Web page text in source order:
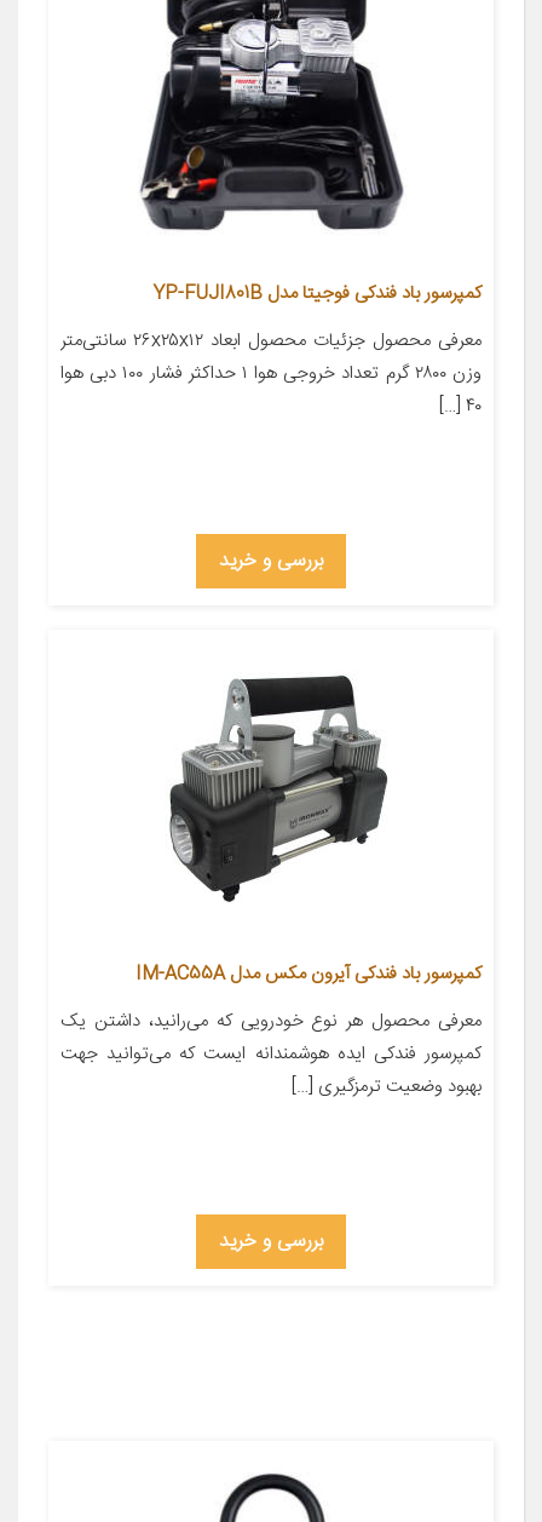
کمپرسور باد فندکی فوجیتا مدل YP-FUJI801B
معرفی محصول جزئیات محصول ابعاد ۲۶x۲۵x۱۲ سانتی‌متر
وزن ۲۸۰۰ گرم تعداد خروجی هوا ۱ حداکثر فشار ۱۰۰ دبی هوا
۴۰ […]
بررسی و خرید
کمپرسور باد فندکی آیرون مکس مدل IM-AC55A
معرفی محصول هر نوع خودرویی که می‌رانید، داشتن یک
کمپرسور فندکی ایده هوشمندانه ایست که می‌توانید جهت
بهبود وضعیت ترمزگیری […]
بررسی و خرید